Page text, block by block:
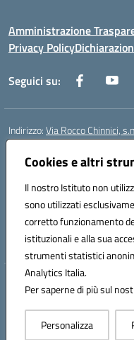
Cookies e altri
Il nostro Istituto non
sono utilizzati
corretto funzionamento
istituzionali e alla sua
strumenti statistici
Analytics Italia.
Per saperne di più sul
Personalizza
Amministrazione
Privacy Policy
Seguici su:
Indirizzo:Via Rocco Chinnici,
Centralino:
Posta elettronica certificata
Codice fiscale: 95005290820
Codice meccanografico:
Codice Indice delle
Codice unico di fatturazione
Hosting &
Concept &